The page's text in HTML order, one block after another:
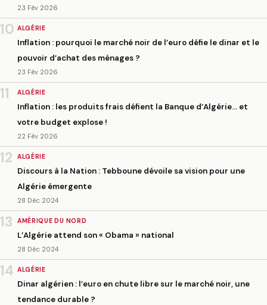
23 Fév 2026
10 ALGÉRIE
Inflation : pourquoi le marché noir de l’euro défie le dinar et le
pouvoir d’achat des ménages ?
23 Fév 2026
11 ALGÉRIE
Inflation : les produits frais défient la Banque d’Algérie… et
votre budget explose !
22 Fév 2026
12 ALGÉRIE
Discours à la Nation : Tebboune dévoile sa vision pour une
Algérie émergente
28 Déc 2024
13 AMÉRIQUE DU NORD
L’Algérie attend son « Obama » national
28 Déc 2024
14 ALGÉRIE
Dinar algérien : l’euro en chute libre sur le marché noir, une
tendance durable ?